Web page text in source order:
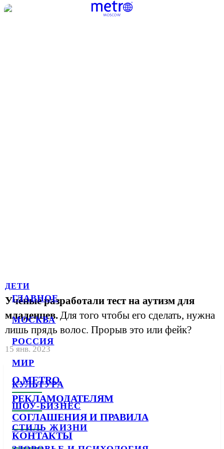
ГЛАВНОЕ
МОСКВА
РОССИЯ
МИР
КУЛЬТУРА
ШОУ-БИЗНЕС
СТИЛЬ ЖИЗНИ
ДЕТИ
Учёные разработали тест на аутизм для
младенцев. Для того чтобы его сделать, нужна
лишь прядь волос. Прорыв это или фейк?
15 янв. 2023
О METRO
РЕКЛАМОДАТЕЛЯМ
СОГЛАШЕНИЯ И ПРАВИЛА
КОНТАКТЫ